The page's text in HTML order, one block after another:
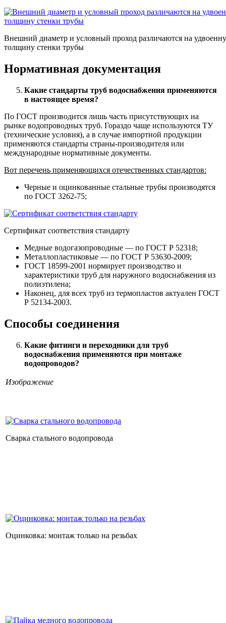
Внешний диаметр и условный проход различаются на
толщину стенки трубы
Нормативная документация
Какие стандарты труб водоснабжения применяются
в настоящее время?
По ГОСТ производится лишь часть присутствующих на
рынке водопроводных труб. Гораздо чаще используются ТУ
(технические условия), а в случае импортной продукции
применяются стандарты страны-производителя или
международные нормативные документы.
Вот перечень применяющихся отечественных стандартов:
Черные и оцинкованные стальные трубы производятся
по ГОСТ 3262-75;
Сертификат соответствия стандарту
Медные водогазопроводные — по ГОСТ Р 52318;
Металлопластиковые — по ГОСТ Р 53630-2009;
ГОСТ 18599-2001 нормирует производство и
характеристики труб для наружного водоснабжения из
полиэтилена;
Наконец, для всех труб из термопластов актуален ГОСТ
Р 52134-2003.
Способы соединения
Какие фитинги и переходники для труб
водоснабжения применяются при монтаже
водопроводов?
Изображение
Сварка стального водопровода
Оцинковка: монтаж только на резьбах